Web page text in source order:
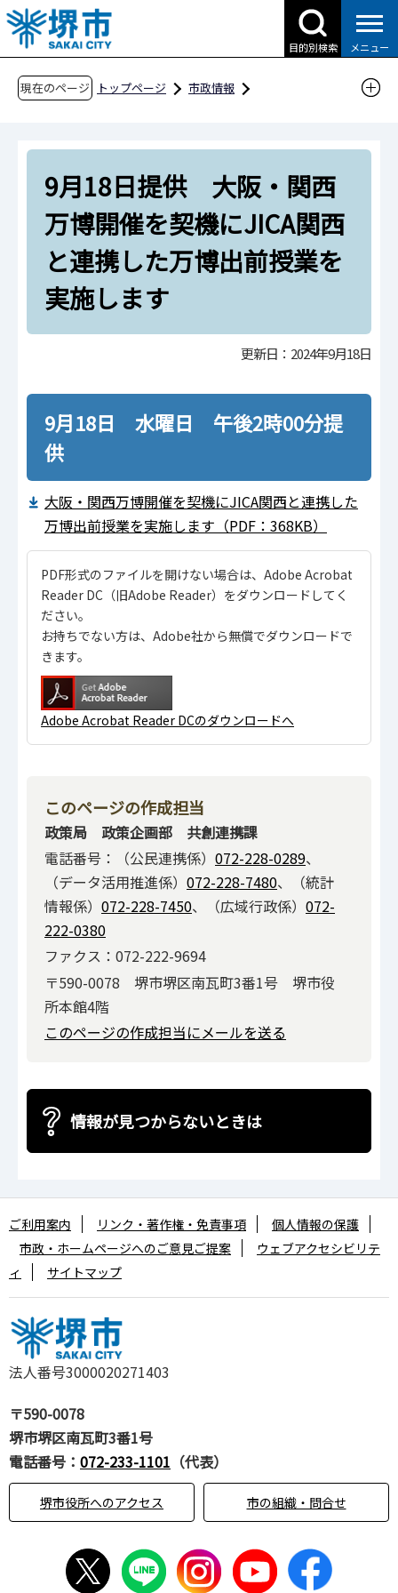
こ
の
ペ
目的別検索 メニュー
現在のページ トップページ
市政情報
報道提供資料
過去の報道提供資料
令和6年
令和6年9月
9月18日提供 大阪・関西万博開催を契機にJIC
A関西と連携した万博出前授業を実施します
9月18日提供 大阪・関西
万博開催を契機にJICA関西
と連携した万博出前授業を
実施します
更新日：2024年9月18日
9月18日 水曜日 午後2時00分提
供
大阪・関西万博開催を契機にJICA関西と連携した
万博出前授業を実施します（PDF：368KB）
PDF形式のファイルを開けない場合は、Adobe Acrobat
Reader DC（旧Adobe Reader）をダウンロードしてく
ださい。
お持ちでない方は、Adobe社から無償でダウンロードで
きます。
Adobe Acrobat Reader DCのダウンロードへ
このページの作成担当
政策局 政策企画部 共創連携課
電話番号：（公民連携係） 072-228-0289、
（データ活用推進係） 072-228-7480、（統計
情報係） 072-228-7450、（広域行政係） 072-
222-0380
ファクス：072-222-9694
〒590-0078 堺市堺区南瓦町3番1号 堺市役
所本館4階
このページの作成担当にメールを送る
情報が見つからないときは
法人番号3000020271403
〒590-0078
堺市堺区南瓦町3番1号
電話番号： 072-233-1101 （代表）
堺市役所へのアクセス 市の組織・問合せ
ご利用案内 リンク・著作権・免責事項
個人情報の保護
市政・ホームページへのご意見ご提案
ウェブアクセシビリテ
ィ
サイトマップ